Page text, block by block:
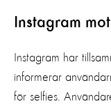
Instagram
Instagram har
informerar
för selfies.